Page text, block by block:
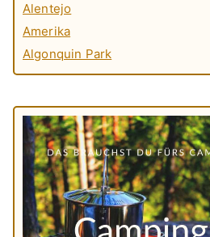
Alentejo
Amerika
Algonquin Park